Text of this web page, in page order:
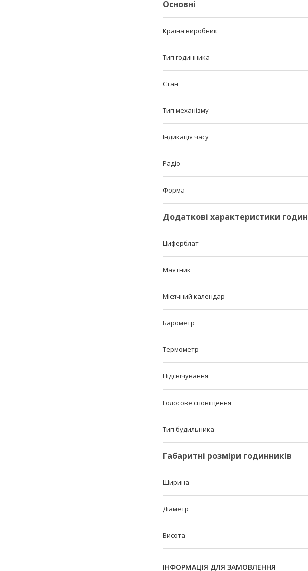
Основні
Країна виробник
Тип годинника
Стан
Тип механізму
Індикація часу
Радіо
Форма
Додаткові характеристики годин
Циферблат
Маятник
Місячний календар
Барометр
Термометр
Підсвічування
Голосове сповіщення
Тип будильника
Габаритні розміри годинників
Ширина
Діаметр
Висота
ІНФОРМАЦІЯ ДЛЯ ЗАМОВЛЕННЯ